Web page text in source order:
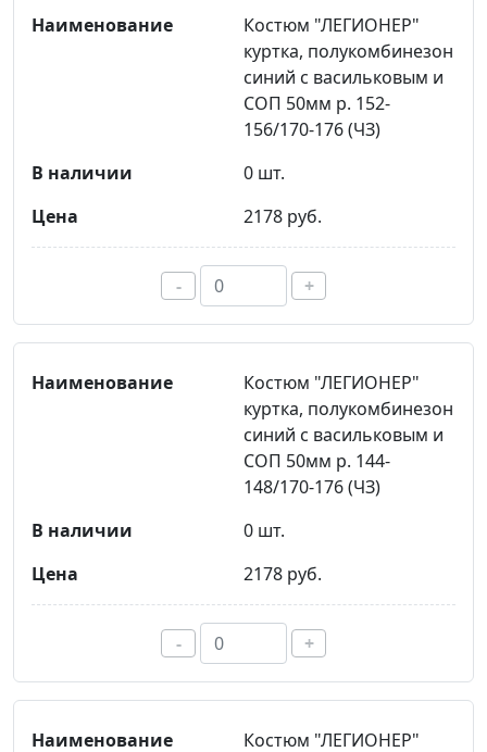
Костюм "ЛЕГИОНЕР"
куртка, полукомбинезон
синий с васильковым и
СОП 50мм р. 152-
156/170-176 (ЧЗ)
0 шт.
2178 руб.
- +
Костюм "ЛЕГИОНЕР"
куртка, полукомбинезон
синий с васильковым и
СОП 50мм р. 144-
148/170-176 (ЧЗ)
0 шт.
2178 руб.
- +
Костюм "ЛЕГИОНЕР"